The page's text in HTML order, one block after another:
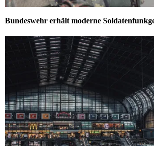
Bundeswehr erhält moderne